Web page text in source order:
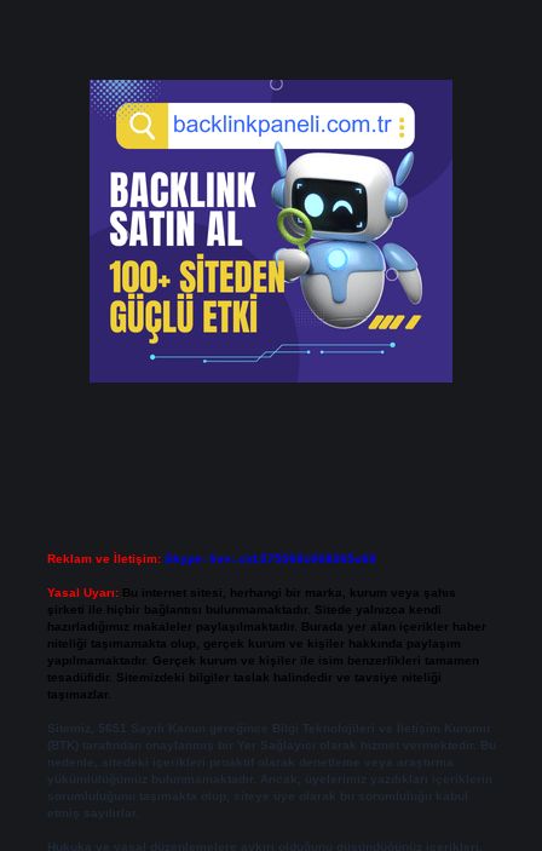
Reklam ve İletişim: Skype: live:.cid.575569c608265c69
Yasal Uyarı: Bu internet sitesi, herhangi bir marka, kurum veya şahıs
şirketi ile hiçbir bağlantısı bulunmamaktadır. Sitede yalnızca kendi
hazırladığımız makaleler paylaşılmaktadır. Burada yer alan içerikler haber
niteliği taşımamakta olup, gerçek kurum ve kişiler hakkında paylaşım
yapılmamaktadır. Gerçek kurum ve kişiler ile isim benzerlikleri tamamen
tesadüfidir. Sitemizdeki bilgiler taslak halindedir ve tavsiye niteliği
taşımazlar.
Sitemiz, 5651 Sayılı Kanun gereğince Bilgi Teknolojileri ve İletişim Kurumu
(BTK) tarafından onaylanmış bir Yer Sağlayıcı olarak hizmet vermektedir. Bu
nedenle, sitedeki içerikleri proaktif olarak denetleme veya araştırma
yükümlülüğümüz bulunmamaktadır. Ancak, üyelerimiz yazdıkları içeriklerin
sorumluluğunu taşımakta olup, siteye üye olarak bu sorumluluğu kabul
etmiş sayılırlar.
Hukuka ve yasal düzenlemelere aykırı olduğunu düşündüğünüz içerikleri,